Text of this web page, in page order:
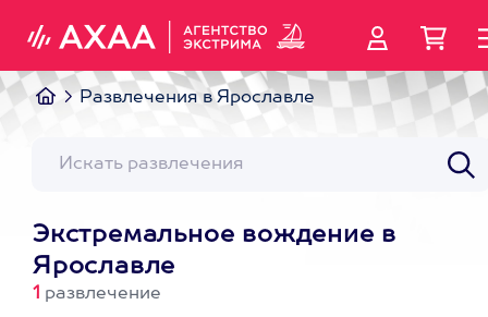
Развлечения в Ярославле
Экстремальное вождение в
Ярославле
1 развлечение